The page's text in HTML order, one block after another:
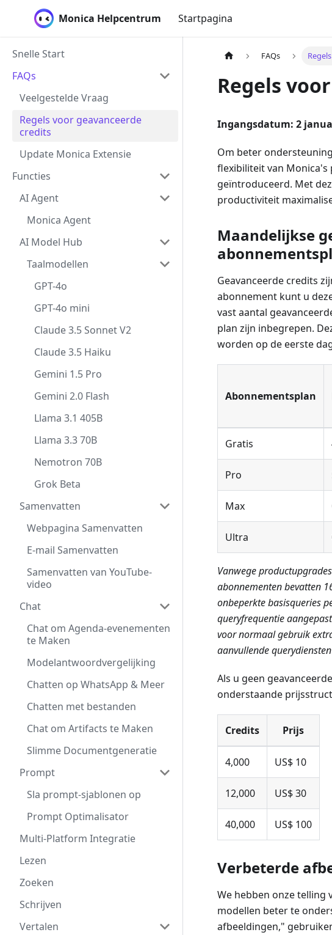
Monica Helpcentrum Startpagina
Snelle Start
FAQs
Veelgestelde Vraag
Regels voor geavanceerde
credits
Update Monica Extensie
Functies
AI Agent
Monica Agent
AI Model Hub
Taalmodellen
GPT-4o
GPT-4o mini
Claude 3.5 Sonnet V2
Claude 3.5 Haiku
Gemini 1.5 Pro
Gemini 2.0 Flash
Llama 3.1 405B
Llama 3.3 70B
Nemotron 70B
Grok Beta
Samenvatten
Webpagina Samenvatten
E-mail Samenvatten
Samenvatten van YouTube-
video
Chat
Chat om Agenda-evenementen
te Maken
Modelantwoordvergelijking
Chatten op WhatsApp & Meer
Chatten met bestanden
Chat om Artifacts te Maken
Slimme Documentgeneratie
Prompt
Sla prompt-sjablonen op
Prompt Optimalisator
Multi-Platform Integratie
Lezen
Zoeken
Schrijven
Vertalen
FAQs
Regels
Ingangsdatum: 2
Om beter
flexibiliteit van Monica's
geïntroduceerd. Met
productiviteit
Maandelijkse
Geavanceerde credits
abonnement kunt u
vast aantal
plan zijn inbegrepen.
worden op de eerste
Abonnementsplan
Gratis
Pro
Max
Ultra
Vanwege
abonnementen bevatten
onbeperkte basisqueries
queryfrequentie
voor normaal gebruik
aanvullende
Als u geen
onderstaande
Credits Prijs
4,000 US$ 10
12,000 US$ 30
40,000 US$ 100
Verbeterde
We hebben onze
modellen beter te
afbeeldingen,"